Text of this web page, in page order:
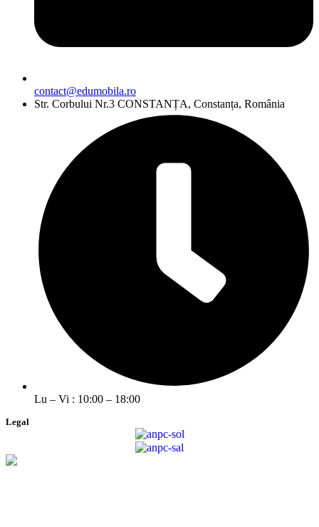
contact@edumobila.ro
Str. Corbului Nr.3 CONSTANȚA, Constanța, România
Lu – Vi : 10:00 – 18:00
Legal